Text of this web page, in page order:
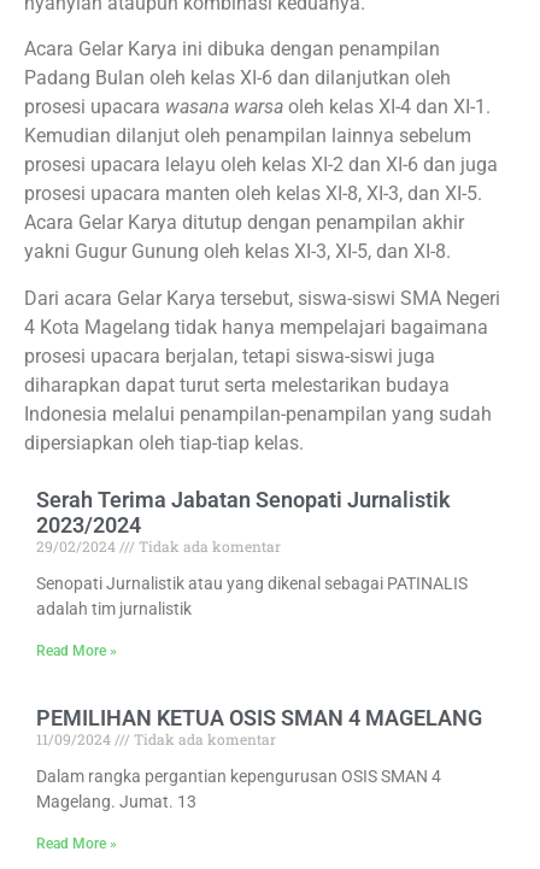
Acara Gelar Karya ini dibuka dengan penampilan
Padang Bulan oleh kelas XI-6 dan dilanjutkan oleh
prosesi upacara wasana warsa oleh kelas XI-4 dan XI-1.
Kemudian dilanjut oleh penampilan lainnya sebelum
prosesi upacara lelayu oleh kelas XI-2 dan XI-6 dan juga
prosesi upacara manten oleh kelas XI-8, XI-3, dan XI-5.
Acara Gelar Karya ditutup dengan penampilan akhir
yakni Gugur Gunung oleh kelas XI-3, XI-5, dan XI-8.
Dari acara Gelar Karya tersebut, siswa-siswi SMA Negeri
4 Kota Magelang tidak hanya mempelajari bagaimana
prosesi upacara berjalan, tetapi siswa-siswi juga
diharapkan dapat turut serta melestarikan budaya
Indonesia melalui penampilan-penampilan yang sudah
dipersiapkan oleh tiap-tiap kelas.
Serah Terima Jabatan Senopati Jurnalistik
2023/2024
29/02/2024
Tidak ada komentar
Senopati Jurnalistik atau yang dikenal sebagai PATINALIS
adalah tim jurnalistik
Read More »
PEMILIHAN KETUA OSIS SMAN 4 MAGELANG
11/09/2024
Tidak ada komentar
Dalam rangka pergantian kepengurusan OSIS SMAN 4
Magelang. Jumat. 13
Read More »